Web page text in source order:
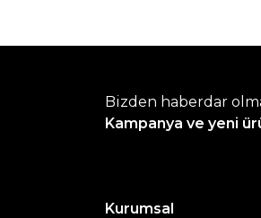
Bizden haberdar
Kampanya ve yeni
Kurumsal